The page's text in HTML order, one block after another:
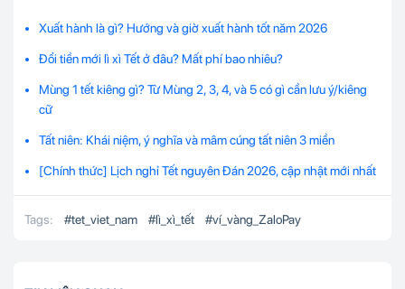
Xuất hành là gì? Hướng và giờ xuất hành tốt năm 2026
Đổi tiền mới lì xì Tết ở đâu? Mất phí bao nhiêu?
Mùng 1 tết kiêng gì? Từ Mùng 2, 3, 4, và 5 có gì cần lưu ý/kiêng
cữ
Tất niên: Khái niệm, ý nghĩa và mâm cúng tất niên 3 miền
[Chính thức] Lịch nghỉ Tết nguyên Đán 2026, cập nhật mới nhất
Tags: #tet_viet_nam #lì_xì_tết #ví_vàng_ZaloPay